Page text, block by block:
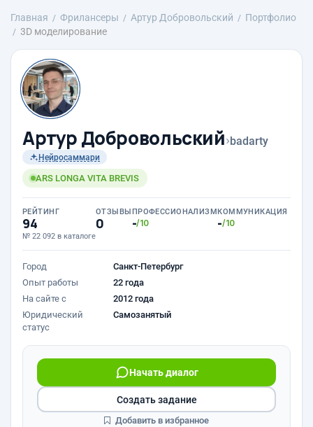
Главная Фрилансеры Артур Добровольский
Портфолио
3D моделирование
Артур Добровольский›badarty
Нейросаммари
ARS LONGA VITA BREVIS
РЕЙТИНГ
94
№ 22 092 в каталоге
ОТЗЫВЫ
0
ПРОФЕССИОНАЛИЗМ
-/10
КОММУНИКАЦИЯ
-/10
Город
Санкт-Петербург
Опыт работы
22 года
На сайте с
2012 года
Юридический
статус
Самозанятый
Начать диалог
Создать задание
Добавить в избранное